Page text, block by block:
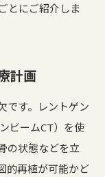
とにご紹介しま
計画
です。レントゲン
ビームCT）を使
の状態などを立
的再植が可能かど